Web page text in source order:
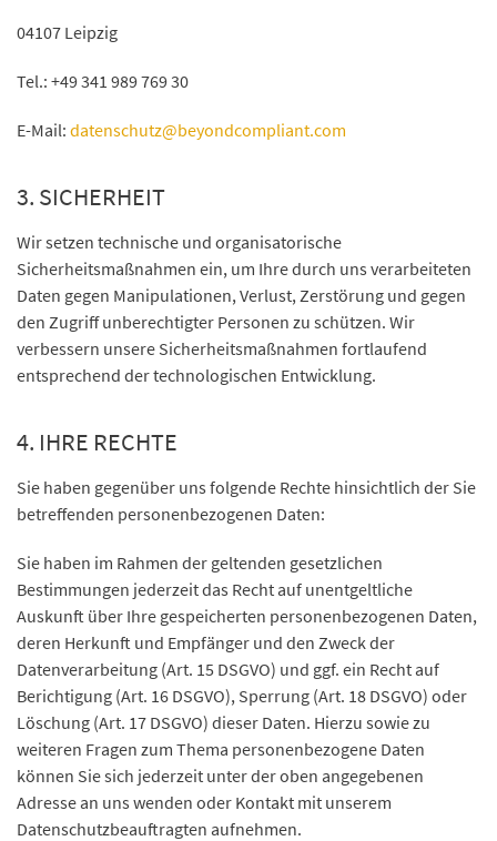
04107 Leipzig
Tel.: +49 341 989 769 30
E-Mail: datenschutz@beyondcompliant.com
3. SICHERHEIT
Wir setzen technische und organisatorische
Sicherheitsmaßnahmen ein, um Ihre durch uns verarbeiteten
Daten gegen Manipulationen, Verlust, Zerstörung und gegen
den Zugriff unberechtigter Personen zu schützen. Wir
verbessern unsere Sicherheitsmaßnahmen fortlaufend
entsprechend der technologischen Entwicklung.
4. IHRE RECHTE
Sie haben gegenüber uns folgende Rechte hinsichtlich der Sie
betreffenden personenbezogenen Daten:
Sie haben im Rahmen der geltenden gesetzlichen
Bestimmungen jederzeit das Recht auf unentgeltliche
Auskunft über Ihre gespeicherten personenbezogenen Daten,
deren Herkunft und Empfänger und den Zweck der
Datenverarbeitung (Art. 15 DSGVO) und ggf. ein Recht auf
Berichtigung (Art. 16 DSGVO), Sperrung (Art. 18 DSGVO) oder
Löschung (Art. 17 DSGVO) dieser Daten. Hierzu sowie zu
weiteren Fragen zum Thema personenbezogene Daten
können Sie sich jederzeit unter der oben angegebenen
Adresse an uns wenden oder Kontakt mit unserem
Datenschutzbeauftragten aufnehmen.